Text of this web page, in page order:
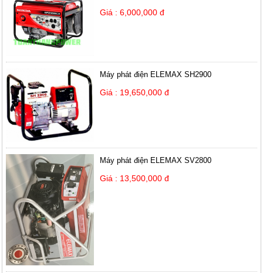
Giá : 6,000,000 đ
Máy phát điện ELEMAX SH2900
Giá : 19,650,000 đ
Máy phát điện ELEMAX SV2800
Giá : 13,500,000 đ